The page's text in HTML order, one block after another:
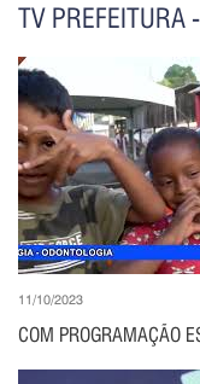
TV PREFEITURA
11/10/2023
COM PROGRAMAÇÃO